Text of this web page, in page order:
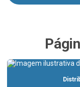
Barra quadrada inox
Barra redonda de aço
Barra redonda inox